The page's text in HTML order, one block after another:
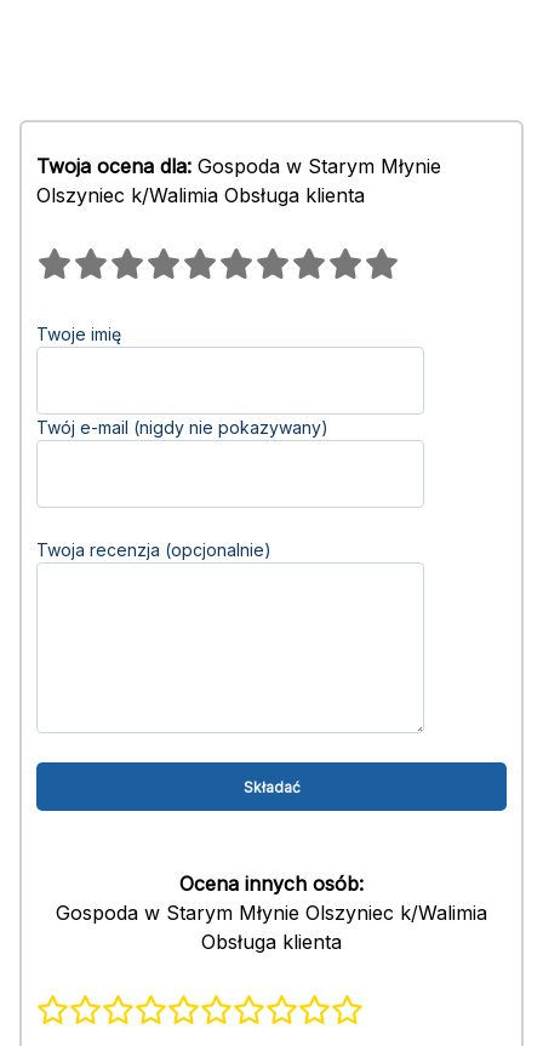
Twoja ocena dla: Gospoda w Starym Młynie
Olszyniec k/Walimia Obsługa klienta
Twoje imię
Twój e-mail (nigdy nie pokazywany)
Twoja recenzja (opcjonalnie)
Ocena innych osób:
Gospoda w Starym Młynie Olszyniec k/Walimia
Obsługa klienta